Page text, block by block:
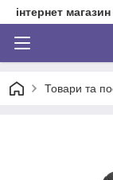
інтернет
Товари та